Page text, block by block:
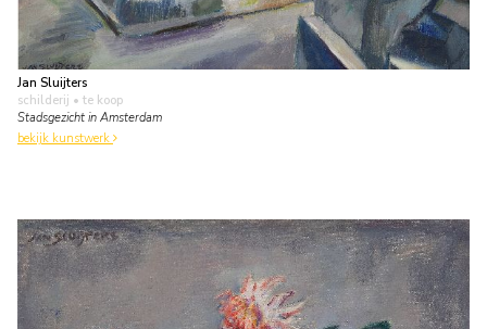
Jan Sluijters
schilderij • te koop
Stadsgezicht in Amsterdam
bekijk kunstwerk